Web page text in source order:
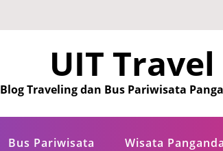
UIT Travel
Blog Traveling dan Bus Pariwisata
Bus Pariwisata Wisata